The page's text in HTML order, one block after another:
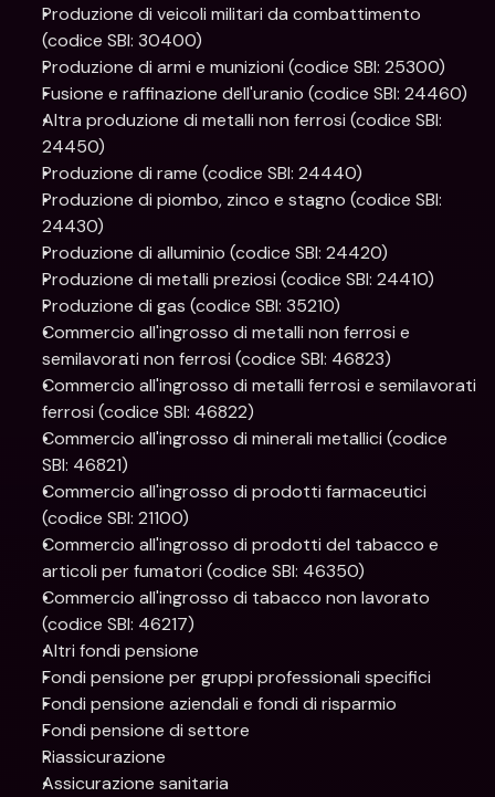
Produzione di veicoli militari da combattimento
(codice SBI: 30400)
Produzione di armi e munizioni (codice SBI: 25300)
Fusione e raffinazione dell'uranio (codice SBI: 24460)
Altra produzione di metalli non ferrosi (codice SBI:
24450)
Produzione di rame (codice SBI: 24440)
Produzione di piombo, zinco e stagno (codice SBI:
24430)
Produzione di alluminio (codice SBI: 24420)
Produzione di metalli preziosi (codice SBI: 24410)
Produzione di gas (codice SBI: 35210)
Commercio all'ingrosso di metalli non ferrosi e
semilavorati non ferrosi (codice SBI: 46823)
Commercio all'ingrosso di metalli ferrosi e semilavorati
ferrosi (codice SBI: 46822)
Commercio all'ingrosso di minerali metallici (codice
SBI: 46821)
Commercio all'ingrosso di prodotti farmaceutici
(codice SBI: 21100)
Commercio all'ingrosso di prodotti del tabacco e
articoli per fumatori (codice SBI: 46350)
Commercio all'ingrosso di tabacco non lavorato
(codice SBI: 46217)
Altri fondi pensione
Fondi pensione per gruppi professionali specifici
Fondi pensione aziendali e fondi di risparmio
Fondi pensione di settore
Riassicurazione
Assicurazione sanitaria